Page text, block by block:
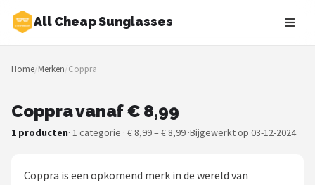
All Cheap Sunglasses
Zoeken
NAVIGATIE
Merken
Blog
Home/Merken/Coppra
Coppra vanaf € 8,99
1 producten· 1 categorie · € 8,99 – € 8,99 ·Bijgewerkt op 03-12-2024
Coppra is een opkomend merk in de wereld van